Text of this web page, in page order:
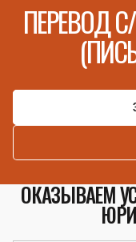
ПЕРЕВОД
ОКАЗЫВАЕМ